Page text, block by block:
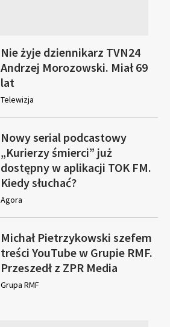
Nie żyje dziennikarz TVN24
Andrzej Morozowski. Miał 69
lat
Telewizja
Nowy serial podcastowy
„Kurierzy śmierci” już
dostępny w aplikacji TOK FM.
Kiedy słuchać?
Agora
Michał Pietrzykowski szefem
treści YouTube w Grupie RMF.
Przeszedł z ZPR Media
Grupa RMF